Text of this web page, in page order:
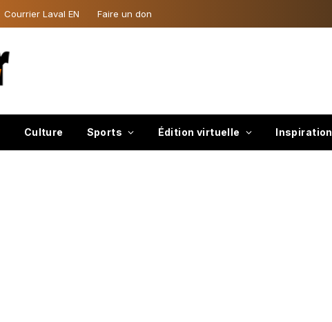
Courrier Laval EN Faire un don
Culture Sports Édition virtuelle Inspiration